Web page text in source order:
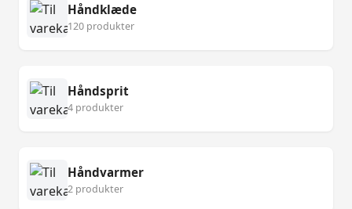
Håndklæde
120 produkter
Håndsprit
4 produkter
Håndvarmer
2 produkter